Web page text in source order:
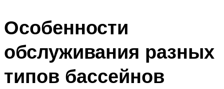
Особенности
обслуживания разных
типов бассейнов